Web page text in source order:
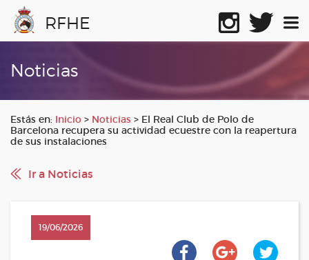
RFHE
Noticias
Estás en: Inicio > Noticias > El Real Club de Polo de
Barcelona recupera su actividad ecuestre con la reapertura
de sus instalaciones
Ir a Noticias
19/06/2026